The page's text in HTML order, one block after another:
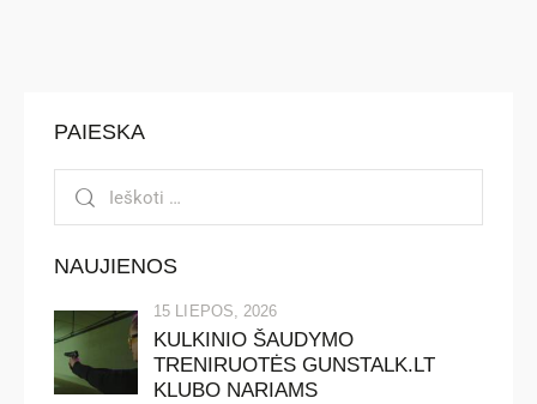
PAIESKA
NAUJIENOS
15 LIEPOS, 2026
KULKINIO ŠAUDYMO
TRENIRUOTĖS GUNSTALK.LT
KLUBO NARIAMS